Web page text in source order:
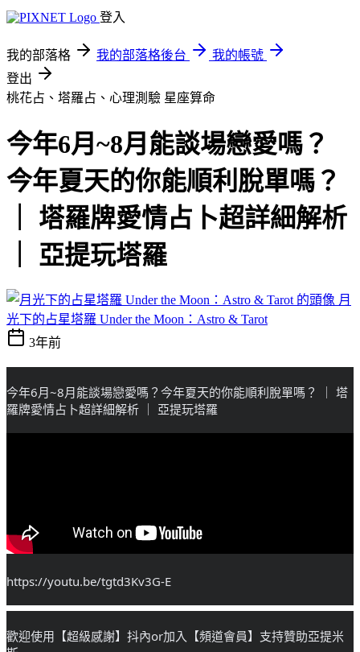
登入
我的部落格 我的部落格後台
我的帳號
登出
桃花占、塔羅占、心理測驗 星座算命
今年6月~8月能談場戀愛嗎？
今年夏天的你能順利脫單嗎？
｜ 塔羅牌愛情占卜超詳細解析
｜ 亞提玩塔羅
月
光下的占星塔羅 Under the Moon：Astro & Tarot
3年前
今年6月~8月能談場戀愛嗎？今年夏天的你能順利脫單嗎？ ｜ 塔
羅牌愛情占卜超詳細解析 ｜ 亞提玩塔羅
https://youtu.be/tgtd3Kv3G-E
歡迎使用【超級感謝】抖內or加入【頻道會員】支持贊助亞提米